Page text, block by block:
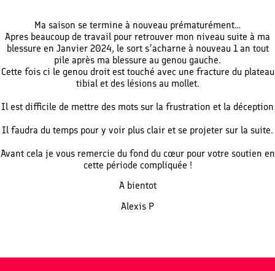
Ma saison se termine à nouveau prématurément…
Apres beaucoup de travail pour retrouver mon niveau suite à ma
blessure en Janvier 2024, le sort s’acharne à nouveau 1 an tout
pile après ma blessure au genou gauche.
Cette fois ci le genou droit est touché avec une fracture du plateau
tibial et des lésions au mollet.
Il est difficile de mettre des mots sur la frustration et la déception
Il faudra du temps pour y voir plus clair et se projeter sur la suite.
Avant cela je vous remercie du fond du cœur pour votre soutien en
cette période compliquée !
A bientot
Alexis P